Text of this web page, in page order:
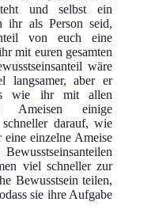
und selbst ein
ihr als Person seid,
von euch eine
mit euren gesamten
wäre
langsamer, aber er
wie ihr mit allen
Ameisen einige
darauf, wie
einzelne Ameise
viel schneller zur
Bewusstsein teilen,
sie ihre Aufgabe